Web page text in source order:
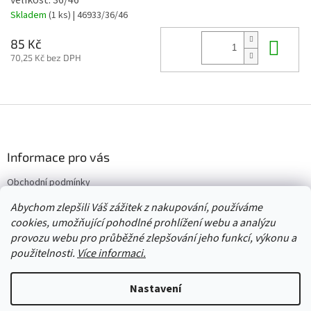
Abychom zlepšili Váš zážitek z nakupování, používáme
cookies, umožňující pohodlné prohlížení webu a analýzu
provozu webu pro průběžné zlepšování jeho funkcí, výkonu a
použitelnosti. Více informaci.
Nastavení
Skladem (1 ks) | 46933/36/46
85 Kč
70,25 Kč bez DPH
í
Informace pro vás
Obchodní podmínky
Vrácení/výměna/reklamace
Velkoobchod